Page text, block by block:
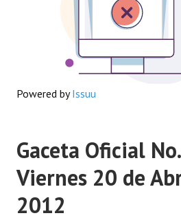
Powered byIssuu
Gaceta Oficial
Viernes 20 de
2012